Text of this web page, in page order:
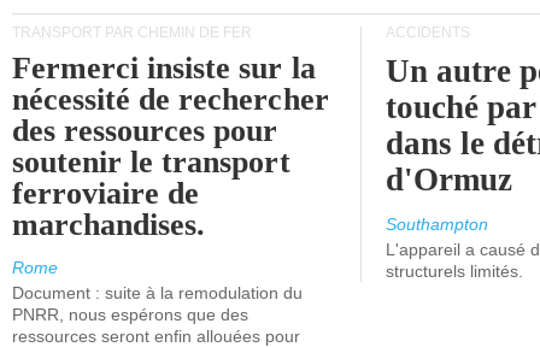
TRANSPORT PAR CHEMIN DE FER
Fermerci insiste sur la
nécessité de rechercher
des ressources pour
soutenir le transport
ferroviaire de
marchandises.
Rome
Document : suite à la remodulation du
PNRR, nous espérons que des
ressources seront enfin allouées pour
ACCIDENTS
Un autre
touché
dans le
d'Ormuz
Southampton
L'appareil a causé
structurels limités.